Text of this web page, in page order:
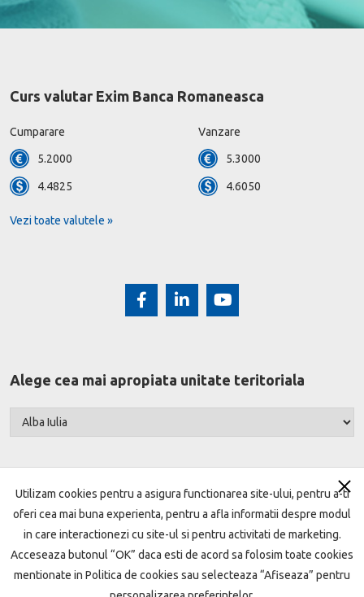
Curs valutar Exim Banca Romaneasca
Cumparare Vanzare
5.2000 5.3000
4.4825 4.6050
Vezi toate valutele »
Alege cea mai apropiata unitate teritoriala
Harta site Termeni si conditii Setari cookie
Protecţia datelor Politica de cookie
Garantarea depozitelor ANPC
Utilizam cookies pentru a asigura functionarea site-ului, pentru a-ti
oferi cea mai buna experienta, pentru a afla informatii despre modul
in care interactionezi cu site-ul si pentru activitati de marketing.
Acceseaza butonul “OK” daca esti de acord sa folosim toate cookies
mentionate in Politica de cookies sau selecteaza “Afiseaza” pentru